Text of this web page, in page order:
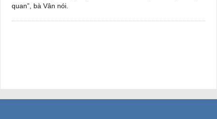
quan”, bà Vân nói.